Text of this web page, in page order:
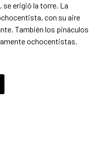
se erigió la torre. La
con su aire
También los pináculos
ochocentistas.